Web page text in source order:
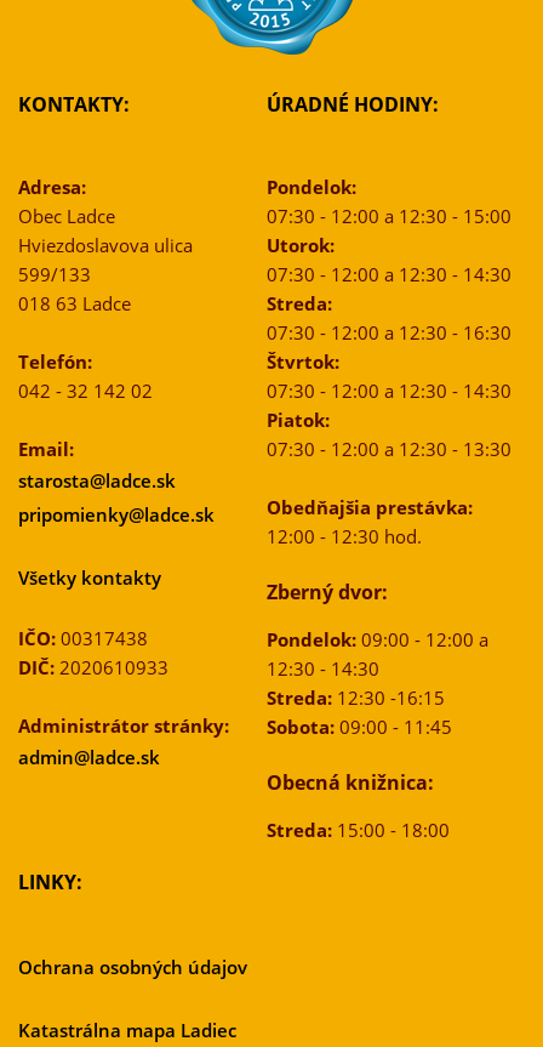
KONTAKTY:
Adresa:
Obec Ladce
Hviezdoslavova ulica
599/133
018 63 Ladce
Telefón:
042 - 32 142 02
Email:
starosta@ladce.sk
pripomienky@ladce.sk
Všetky kontakty
IČO: 00317438
DIČ: 2020610933
Administrátor stránky:
admin@ladce.sk
ÚRADNÉ HODINY:
Pondelok:
07:30 - 12:00 a 12:30 - 15:00
Utorok:
07:30 - 12:00 a 12:30 - 14:30
Streda:
07:30 - 12:00 a 12:30 - 16:30
Štvrtok:
07:30 - 12:00 a 12:30 - 14:30
Piatok:
07:30 - 12:00 a 12:30 - 13:30
Obedňajšia prestávka:
12:00 - 12:30 hod.
Zberný dvor:
Pondelok:09:00 - 12:00 a
12:30 - 14:30
Streda:12:30 -16:15
Sobota:09:00 - 11:45
Obecná knižnica:
Streda:15:00 - 18:00
LINKY:
Ochrana osobných údajov
Katastrálna mapa Ladiec